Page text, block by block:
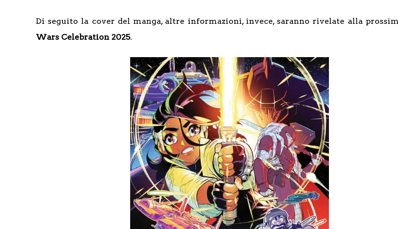
Di seguito la cover del manga, altre informazioni, invece, saranno rivelate alla
Wars Celebration 2025.